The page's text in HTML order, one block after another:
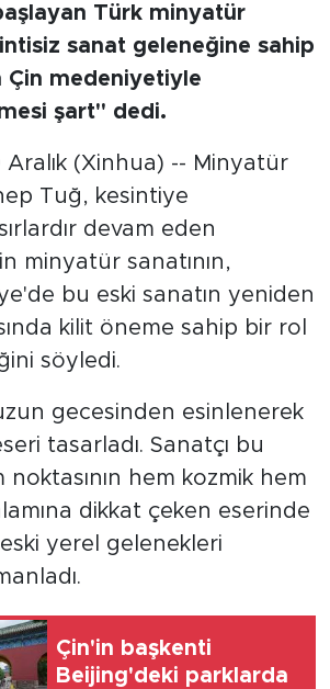
Türk minyatür
sanat geleneğine sahip
Çin medeniyetiyle
şart" dedi.
Aralık (Xinhua) -- Minyatür
Tuğ, kesintiye
devam eden
minyatür sanatının,
bu eski sanatın yeniden
kilit öneme sahip bir rol
söyledi.
gecesinden esinlenerek
tasarladı. Sanatçı bu
hem kozmik hem
dikkat çeken eserinde
yerel gelenekleri
Çin'in başkenti
Beijing'deki parklarda